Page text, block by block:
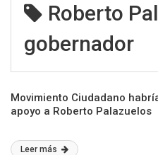
Roberto
gobernador
Movimiento Ciudadano
apoyo a Roberto Palazuelos
Leer más